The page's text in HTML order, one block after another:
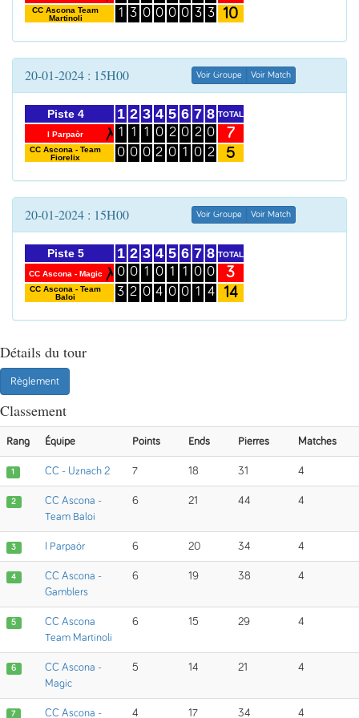
CC Ascona Team
Martinoli
1
3 0 0 0 0 3 3
10
20-01-2024 : 15H00 Voir Groupe Voir Match
Piste 4
I Parpaòr
CC Ascona - Team
Fiorelix
1
1
0
2
1
0
3
1
0
4
0
2
5
2
0
6
0
1
7
2
0
8
0
2
TOTAL
7
5
20-01-2024 : 15H00 Voir Groupe Voir Match
Piste 5
CC Ascona - Magic
CC Ascona - Team
Baloi
1
0
3
2
0
2
3
1
0
4
0
4
5
1
0
6
1
0
7
0
1
8
0
4
TOTAL
3
14
Détails du tour
Règlement
Classement
Rang Équipe Points Ends Pierres Matches
1 CC - Uznach 2 7 18 31 4
2
CC Ascona -
Team Baloi
6 21 44 4
3 I Parpaòr 6 20 34 4
4
CC Ascona -
Gamblers
6 19 38 4
5
CC Ascona
Team Martinoli
6 15 29 4
6
CC Ascona -
Magic
5 14 21 4
7 CC Ascona - 4 17 34 4